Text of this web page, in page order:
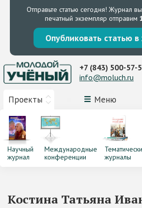
Отправьте статью сегодня! Журнал
печатный экземпляр отправим
Опубликовать статью
Проекты Меню
+7 (843) 500-57-
info@moluch.ru
Научный
журнал
Международные
конференции
журналы
Костина Татьяна